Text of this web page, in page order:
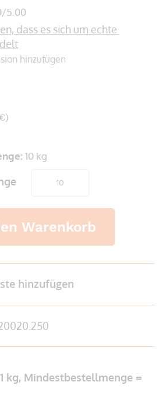
5.00
dass es sich um echte
hinzufügen
10 kg
Warenkorb
hinzufügen
kg, Mindestbestellmenge =